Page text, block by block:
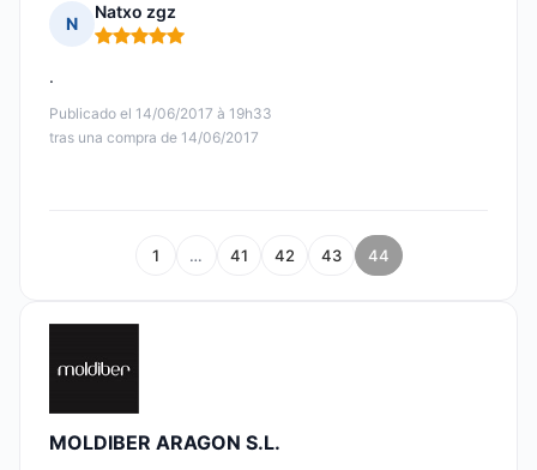
N
Natxo zgz
Nota: 5 de 5
Publicado el 14/06/2017 à 19h33
tras una compra de 14/06/2017
.
1 … 41 42 43 44
MOLDIBER ARAGON S.L.